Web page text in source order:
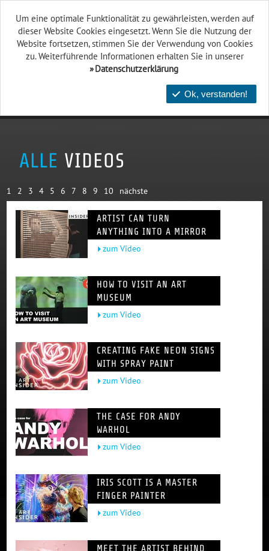
ALLE VIDEOS
1 2 3 4 5 6 7 8 9 10 nächste
ARTIST CAN TURN
ANYTHING INTO A MIRROR
zum Video
HOW TO VISIT AN ART
MUSEUM
zum Video
CREATING FAKE NEON SIGNS
WITH SPRAY PAINT
zum Video
THE CASE FOR ANDY
WARHOL
zum Video
IRIS SCOTT IS A MASTER
FINGER PAINTER
zum Video
MEET THE ARTIST BEHIND
Um eine optimale Funktionalität zu gewährleisten, werden auf
dieser Website Cookies eingesetzt. Wenn Sie die Nutzung der
Website fort­setzen, stimmen Sie der Verwendung von Cookies
zu. Weiterführende Informationen erhalten Sie in unserer
Datenschutzerklärung
Ok, verstanden!